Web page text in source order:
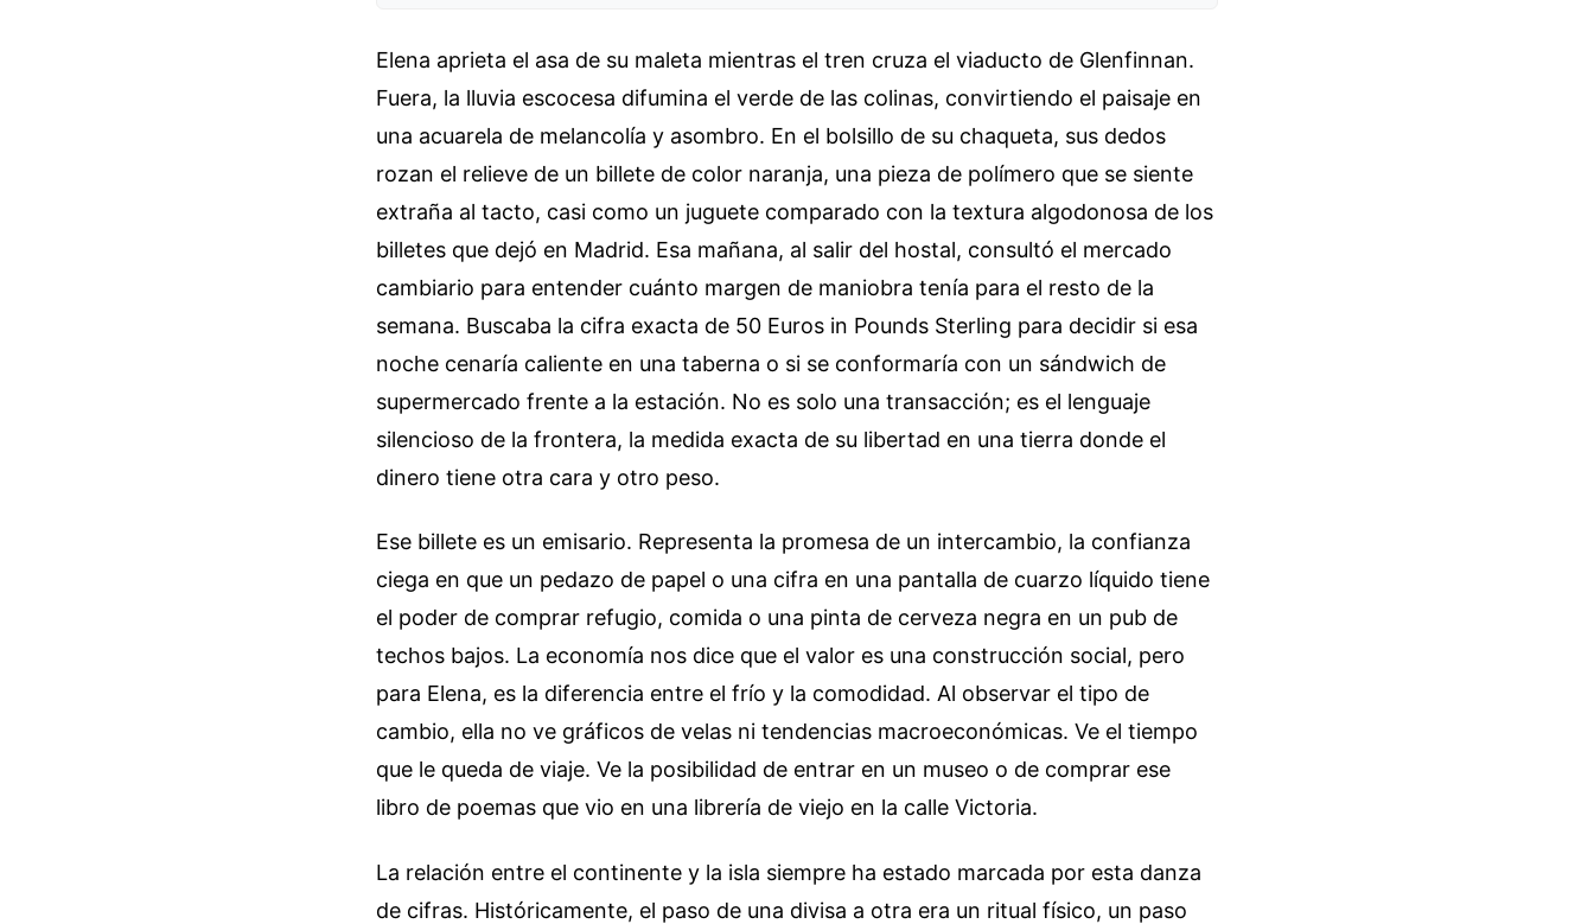
Elena aprieta el asa de su maleta mientras el tren cruza el viaducto de Glenfinnan.
Fuera, la lluvia escocesa difumina el verde de las colinas, convirtiendo el paisaje en
una acuarela de melancolía y asombro. En el bolsillo de su chaqueta, sus dedos
rozan el relieve de un billete de color naranja, una pieza de polímero que se siente
extraña al tacto, casi como un juguete comparado con la textura algodonosa de los
billetes que dejó en Madrid. Esa mañana, al salir del hostal, consultó el mercado
cambiario para entender cuánto margen de maniobra tenía para el resto de la
semana. Buscaba la cifra exacta de 50 Euros in Pounds Sterling para decidir si esa
noche cenaría caliente en una taberna o si se conformaría con un sándwich de
supermercado frente a la estación. No es solo una transacción; es el lenguaje
silencioso de la frontera, la medida exacta de su libertad en una tierra donde el
dinero tiene otra cara y otro peso.
Ese billete es un emisario. Representa la promesa de un intercambio, la confianza
ciega en que un pedazo de papel o una cifra en una pantalla de cuarzo líquido tiene
el poder de comprar refugio, comida o una pinta de cerveza negra en un pub de
techos bajos. La economía nos dice que el valor es una construcción social, pero
para Elena, es la diferencia entre el frío y la comodidad. Al observar el tipo de
cambio, ella no ve gráficos de velas ni tendencias macroeconómicas. Ve el tiempo
que le queda de viaje. Ve la posibilidad de entrar en un museo o de comprar ese
libro de poemas que vio en una librería de viejo en la calle Victoria.
La relación entre el continente y la isla siempre ha estado marcada por esta danza
de cifras. Históricamente, el paso de una divisa a otra era un ritual físico, un paso